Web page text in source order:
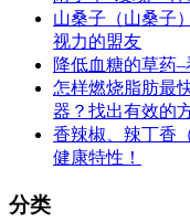
山桑子（山桑子
视力的盟友
降低血糖的草药
怎样燃烧脂肪最
器？找出有效的
香辣椒、辣丁香
健康特性！
分类